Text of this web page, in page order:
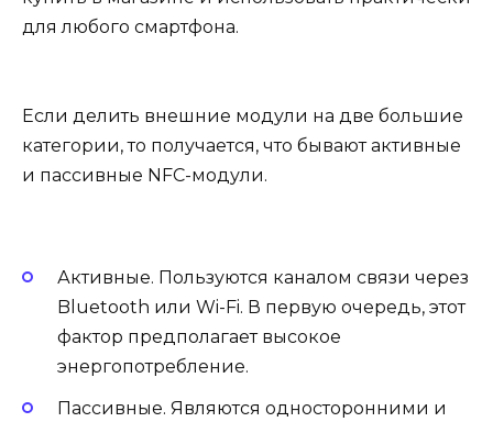
для любого смартфона.
Если делить внешние модули на две большие
категории, то получается, что бывают активные
и пассивные NFC-модули.
Активные. Пользуются каналом связи через
Bluetooth или Wi-Fi. В первую очередь, этот
фактор предполагает высокое
энергопотребление.
Пассивные. Являются односторонними и